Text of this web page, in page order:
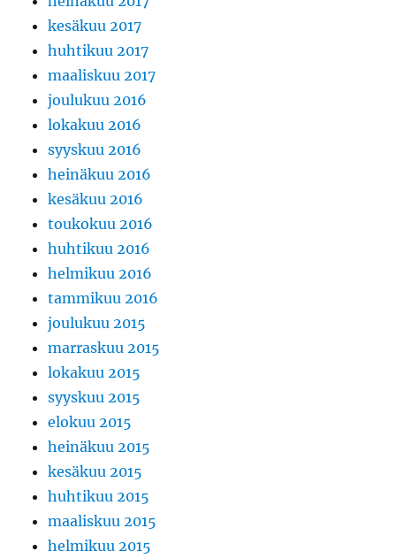
kesäkuu 2017
huhtikuu 2017
maaliskuu 2017
joulukuu 2016
lokakuu 2016
syyskuu 2016
heinäkuu 2016
kesäkuu 2016
toukokuu 2016
huhtikuu 2016
helmikuu 2016
tammikuu 2016
joulukuu 2015
marraskuu 2015
lokakuu 2015
syyskuu 2015
elokuu 2015
heinäkuu 2015
kesäkuu 2015
huhtikuu 2015
maaliskuu 2015
helmikuu 2015